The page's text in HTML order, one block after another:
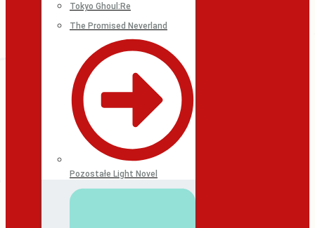
Tokyo Ghoul:Re
The Promised Neverland
Pozostałe Light Novel